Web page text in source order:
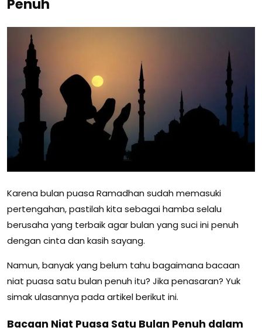
Penuh
Karena bulan puasa Ramadhan sudah memasuki
pertengahan, pastilah kita sebagai hamba selalu
berusaha yang terbaik agar bulan yang suci ini penuh
dengan cinta dan kasih sayang.
Namun, banyak yang belum tahu bagaimana bacaan
niat puasa satu bulan penuh itu? Jika penasaran? Yuk
simak ulasannya pada artikel berikut ini.
Bacaan Niat Puasa Satu Bulan Penuh dalam